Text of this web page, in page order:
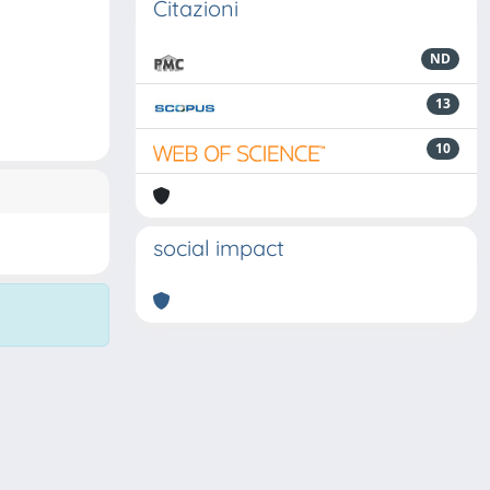
Citazioni
ND
13
10
social impact